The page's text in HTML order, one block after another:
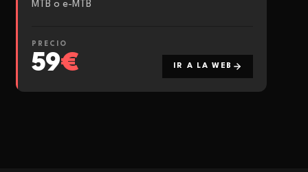
MTB o e-MTB
PRECIO
59€ IR A LA WEB